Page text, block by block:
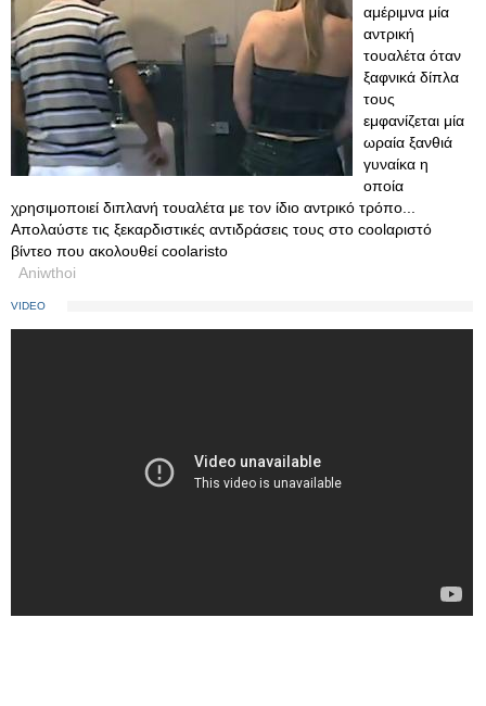
αμέριμνα μία
αντρική
τουαλέτα όταν
ξαφνικά δίπλα
τους
εμφανίζεται μία
ωραία ξανθιά
γυναίκα η
οποία
χρησιμοποιεί διπλανή τουαλέτα με τον ίδιο αντρικό τρόπο...
Απολαύστε τις ξεκαρδιστικές αντιδράσεις τους στο coolαριστό
βίντεο που ακολουθεί coolaristo
Aniwthoi
VIDEO